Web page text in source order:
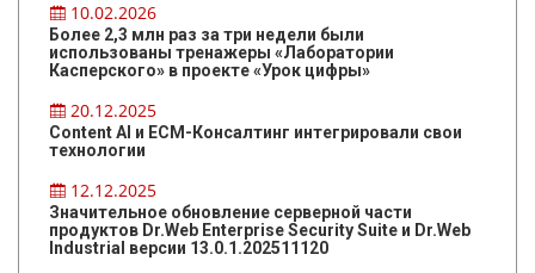
10.02.2026
Более 2,3 млн раз за три недели были
использованы тренажеры «Лаборатории
Касперского» в проекте «Урок цифры»
20.12.2025
Content AI и ЕСМ-Консалтинг интегрировали свои
технологии
12.12.2025
Значительное обновление серверной части
продуктов Dr.Web Enterprise Security Suite и Dr.Web
Industrial версии 13.0.1.202511120